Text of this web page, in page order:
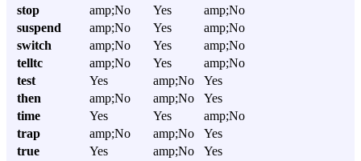
stop
amp;No Yes
amp;No
suspend
amp;No Yes
amp;No
switch
amp;No Yes
amp;No
telltc
amp;No Yes
amp;No
test
Yes amp;No
Yes
then
amp;No amp;No
Yes
time
Yes Yes
amp;No
trap
amp;No amp;No
Yes
true
Yes amp;No
Yes